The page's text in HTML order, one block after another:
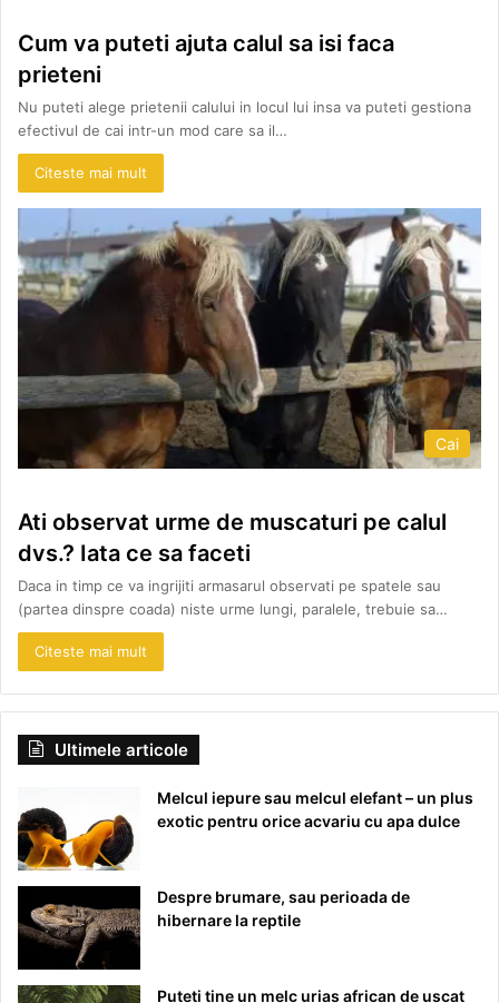
Cum va puteti ajuta calul sa isi faca
prieteni
Nu puteti alege prietenii calului in locul lui insa va puteti gestiona
efectivul de cai intr-un mod care sa il…
Citeste mai mult
Cai
Ati observat urme de muscaturi pe calul
dvs.? Iata ce sa faceti
Daca in timp ce va ingrijiti armasarul observati pe spatele sau
(partea dinspre coada) niste urme lungi, paralele, trebuie sa…
Citeste mai mult
Ultimele articole
Melcul iepure sau melcul elefant – un plus
exotic pentru orice acvariu cu apa dulce
Despre brumare, sau perioada de
hibernare la reptile
Puteti tine un melc urias african de uscat